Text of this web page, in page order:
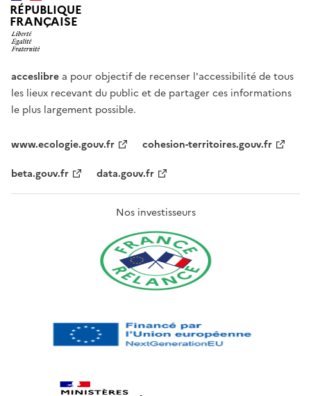
RÉPUBLIQUE
FRANÇAISE
acceslibre a pour objectif de recenser l'accessibilité de tous
les lieux recevant du public et de partager ces informations
le plus largement possible.
www.ecologie.gouv.fr
cohesion-territoires.gouv.fr
beta.gouv.fr
data.gouv.fr
Nos investisseurs